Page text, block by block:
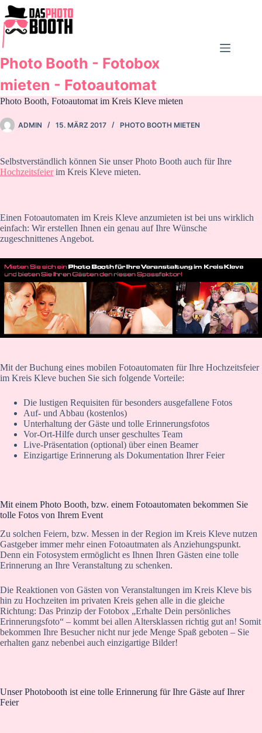
Zum
Inhalt
springen
Photo Booth - Fotobox
mieten - Fotoautomat
Photo Booth, Fotoautomat im Kreis Kleve mieten
ADMIN 15. MÄRZ 2017 PHOTO BOOTH MIETEN
Selbstverständlich können Sie unser Photo Booth auch für Ihre
Hochzeitsfeierim Kreis Kleve mieten.
Einen Fotoautomaten im Kreis Kleve anzumieten ist bei uns wirklich
einfach: Wir erstellen Ihnen ein genau auf Ihre Wünsche
zugeschnittenes Angebot.
Mit der Buchung eines mobilen Fotoautomaten für Ihre Hochzeitsfeier
im Kreis Kleve buchen Sie sich folgende Vorteile:
Die lustigen Requisiten für besonders ausgefallene Fotos
Auf- und Abbau (kostenlos)
Unterhaltung der Gäste und tolle Erinnerungsfotos
Vor-Ort-Hilfe durch unser geschultes Team
Live-Präsentation (optional) über einen Beamer
Einzigartige Erinnerung als Dokumentation Ihrer Feier
Mit einem Photo Booth, bzw. einem Fotoautomaten bekommen Sie
tolle Fotos von Ihrem Event
Zu solchen Feiern, bzw. Messen in der Region im Kreis Kleve nutzen
Gastgeber immer mehr einen Fotoautmaten als Anziehungspunkt.
Denn ein Fotosystem ermöglicht es Ihnen Ihren Gästen eine tolle
Erinnerung an Ihre Veranstaltung zu schenken.
Die Reaktionen von Gästen von Veranstaltungen im Kreis Kleve bis
hin zu Hochzeiten im privaten Kreis gehen alle in die gleiche
Richtung: Das Prinzip der Fotobox „Erhalte Dein persönliches
Erinnerungsfoto“ – kommt bei allen Altersklassen richtig gut an! Somit
bekommen Ihre Besucher nicht nur jede Menge Spaß geboten – Sie
erhalten ganz nebenbei auch einzigartige Bilder!
Unser Photobooth ist eine tolle Erinnerung für Ihre Gäste auf Ihrer
Feier